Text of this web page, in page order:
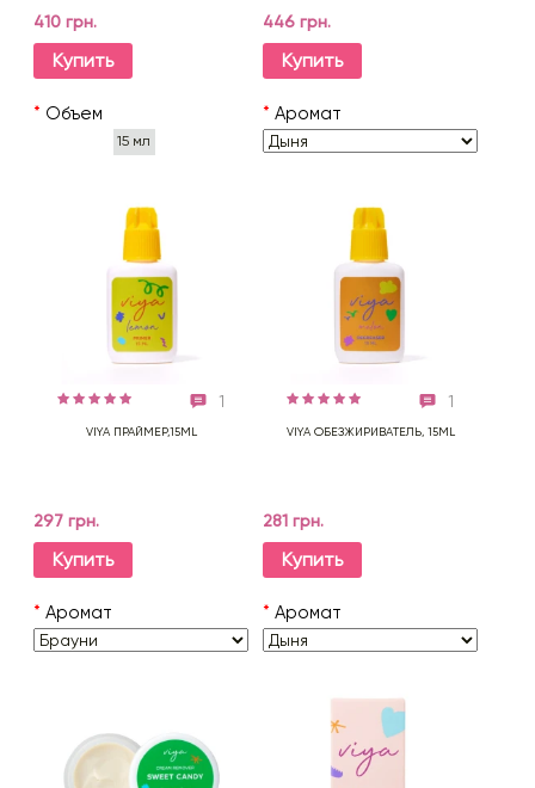
410 грн.
Купить
* Объем
15 мл
446 грн.
Купить
* Аромат
1
VIYA ПРАЙМЕР,15ML
297 грн.
Купить
* Аромат
1
VIYA ОБЕЗЖИРИВАТЕЛЬ, 15ML
281 грн.
Купить
* Аромат